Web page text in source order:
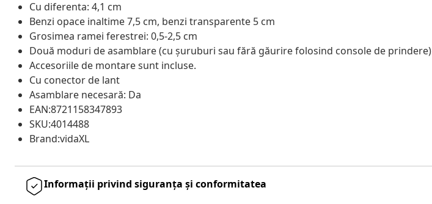
Cu diferenta: 4,1 cm
Benzi opace inaltime 7,5 cm, benzi transparente 5 cm
Grosimea ramei ferestrei: 0,5-2,5 cm
Două moduri de asamblare (cu șuruburi sau fără găurire folosind console de prindere)
Accesoriile de montare sunt incluse.
Cu conector de lant
Asamblare necesară: Da
EAN:8721158347893
SKU:4014488
Brand:vidaXL
Informații privind siguranța și conformitatea